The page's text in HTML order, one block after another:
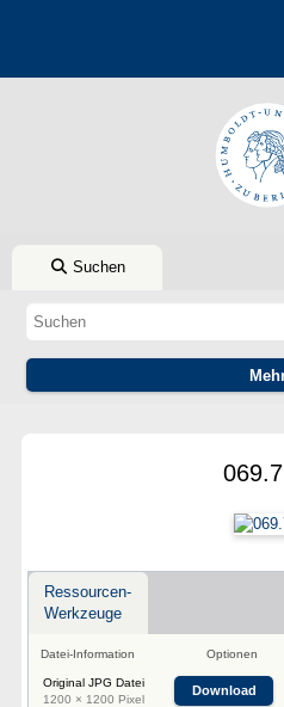
Suchen
Ressourcen-
Werkzeuge
Datei-Information Optionen
Original JPG Datei
1200 × 1200 Pixel
Download